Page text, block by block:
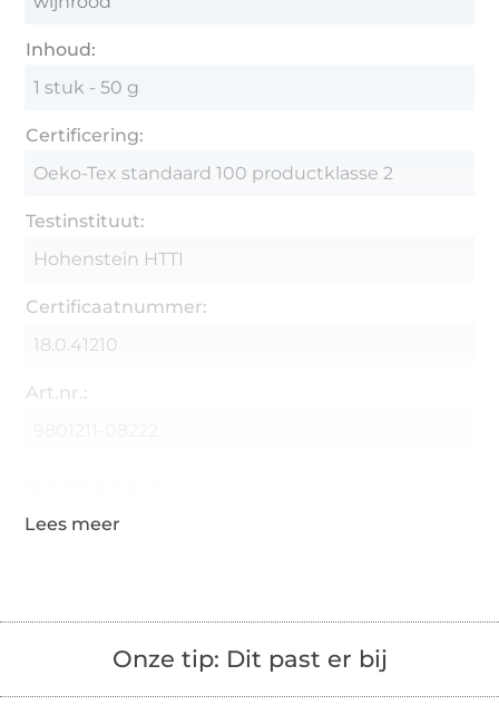
Inhoud:
1 stuk - 50 g
Certificering:
Oeko-Tex standaard 100 productklasse 2
Testinstituut:
Hohenstein HTTI
Certificaatnummer:
18.0.41210
Art.nr.:
Onze tip: Dit past er bij